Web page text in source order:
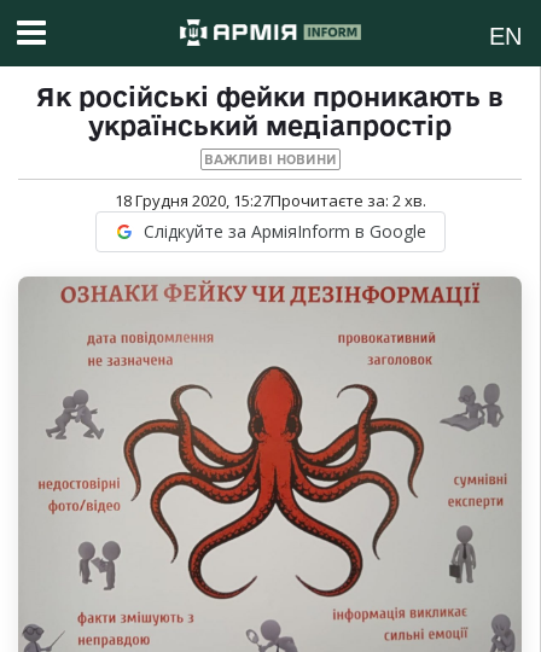
EN
Як російські фейки проникають в
український медіапростір
ВАЖЛИВІ НОВИНИ
18 Грудня 2020, 15:27Прочитаєте за: 2хв.
Слідкуйте за АрміяInform в Google